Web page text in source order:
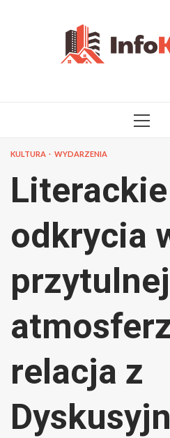
KULTURA WYDARZENIA
Literackie
odkrycia
przytulnej
relacja z